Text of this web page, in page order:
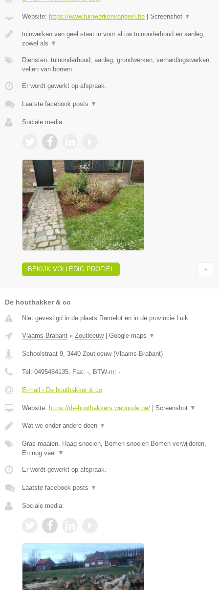
Website: https://www.tuinwerkenvangeel.be Screenshot ▼
tuinwerken van geel staat in voor al uw tuinonderhoud en aanleg,
zowel als ▼
Diensten: tuinonderhoud, aanleg, grondwerken, verhardingswerken,
vellen van bomen
Er wordt gewerkt op afspraak.
Laatste facebook posts ▼
Sociale media:
BEKIJK VOLLEDIG PROFIEL
De houthakker & co
Niet gevestigd in de plaats Ramelot en in de provincie Luik.
Vlaams-Brabant » Zoutleeuw| Google maps ▼
Schoolstraat 9, 3440 Zoutleeuw(Vlaams-Brabant)
Tel: 0495484135, Fax: -, BTW-nr: -
E-mail › De houthakker & co
Website: https://de-houthakkers.webnode.be/ Screenshot ▼
Wat we onder andere doen ▼
Gras maaien, Haag snoeien, Bomen snoeien Bomen verwijderen,
En nog veel
▼
Er wordt gewerkt op afspraak.
Laatste facebook posts ▼
Sociale media: